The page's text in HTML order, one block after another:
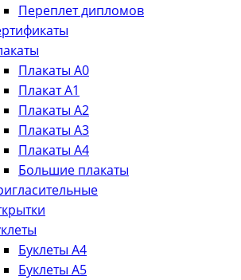
Переплет дипломов
Плакаты А0
Плакат А1
Плакаты А2
Плакаты А3
Плакаты А4
Большие плакаты
Буклеты А4
Буклеты А5